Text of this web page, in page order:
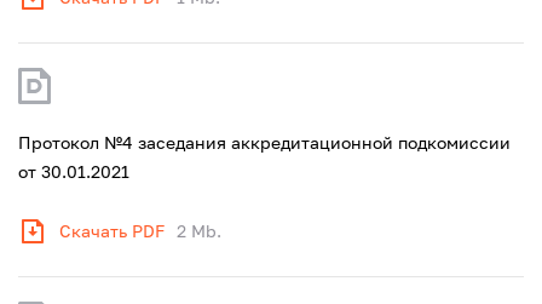
Протокол №4 заседания аккредитационной подкомиссии
от 30.01.2021
Скачать PDF 2 Mb.